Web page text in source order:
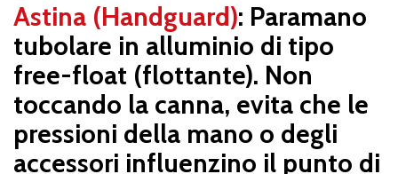
Astina (Handguard): Paramano
tubolare in alluminio di tipo
free-float (flottante). Non
toccando la canna, evita che le
pressioni della mano o degli
accessori influenzino il punto di